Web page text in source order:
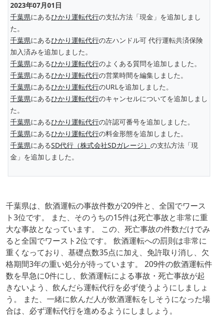
2023年07月01日
千葉県にあるひかり運転代行の支払方法「現金」を追加しまし
た。
千葉県にあるひかり運転代行の左ハンドル可 代行運転共済保険
加入済みを追加しました。
千葉県にあるひかり運転代行のよくある質問を追加しました。
千葉県にあるひかり運転代行の営業時間を編集しました。
千葉県にあるひかり運転代行のURLを追加しました。
千葉県にあるひかり運転代行のキャンセルについてを追加しまし
た。
千葉県にあるひかり運転代行の許認可番号を追加しました。
千葉県にあるひかり運転代行の料金形態を追加しました。
千葉県にあるSD代行（株式会社SDガレージ） の支払方法「現
金」を追加しました。
千葉県は、飲酒運転の事故件数が209件と、全国でワース
ト3位です。 また、そのうちの15件は死亡事故と非常に重
大な事故となっています。 この、死亡事故の件数だけでみ
ると全国でワースト2位です。 飲酒運転への罰則は非常に
重くなっており、基礎点数35点に加え、免許取り消し、欠
格期間3年の重い処分が待っています。 209件の飲酒運転件
数を早急に0件にし、飲酒運転による事故・死亡事故が起
きないよう、飲んだら運転代行を必ず使うようにしましょ
う。 また、一緒に飲んだ人が飲酒運転をしそうになった場
合は、必ず運転代行を進めるようにしましょう。